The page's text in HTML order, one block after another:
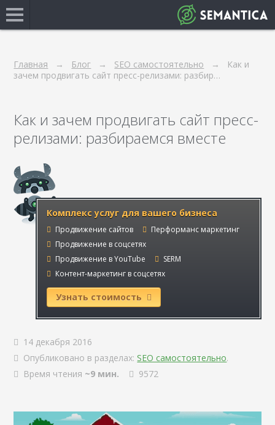
Главная Блог SEO самостоятельно
Как и
зачем продвигать сайт пресс-релизами: разбир…
Как и зачем продвигать сайт пресс-
релизами: разбираемся вместе
Комплекс услуг для вашего бизнеса
Продвижение сайтов
Перформанс маркетинг
Продвижение в соцсетях
Продвижение в YouTube
SERM
Контент-маркетинг в соцсетях
Узнать стоимость
14 декабря 2016
Опубликовано в разделах: SEO самостоятельно.
Время чтения ~9 мин. 9572